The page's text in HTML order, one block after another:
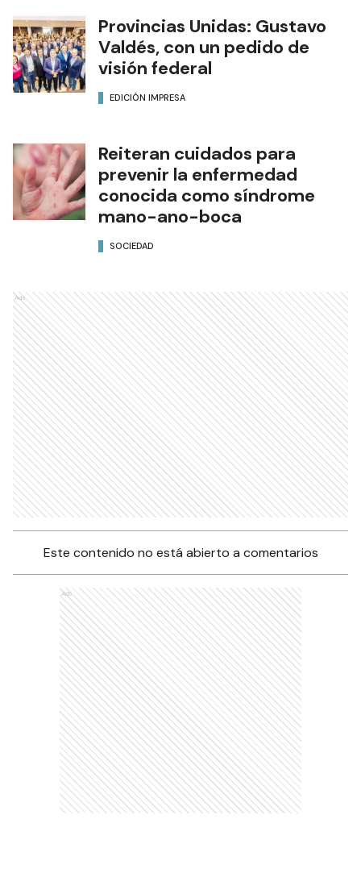
Provincias Unidas: Gustavo
Valdés, con un pedido de
visión federal
EDICIÓN IMPRESA
Reiteran cuidados para
prevenir la enfermedad
conocida como síndrome
mano-ano-boca
SOCIEDAD
Ads
Este contenido no está abierto a comentarios
Ads